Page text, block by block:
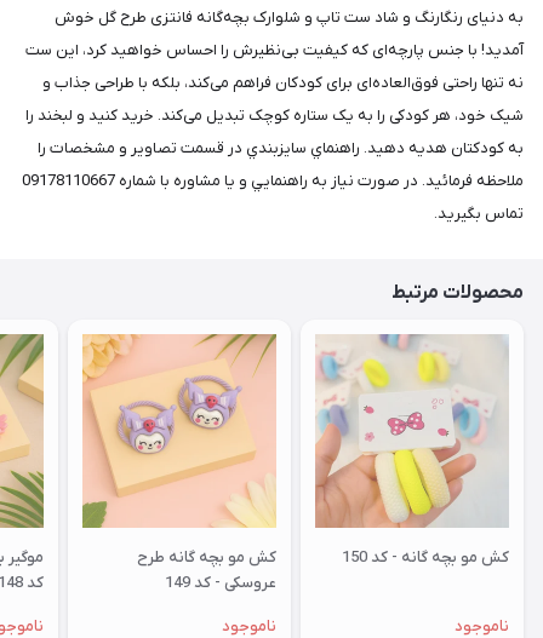
به دنیای رنگارنگ و شاد ست تاپ و شلوارک بچه‌گانه فانتزی طرح گل خوش
آمدید! با جنس پارچه‌ای که کیفیت بی‌نظیرش را احساس خواهید کرد، این ست
نه تنها راحتی فوق‌العاده‌ای برای کودکان فراهم می‌کند، بلکه با طراحی جذاب و
شیک خود، هر کودکی را به یک ستاره کوچک تبدیل می‌کند. خرید کنید و لبخند را
به کودکتان هدیه دهید. راهنماي سايزبندي در قسمت تصاوير و مشخصات را
ملاحظه فرمائيد. در صورت نياز به راهنمايي و يا مشاوره با شماره 09178110667
تماس بگيريد.
محصولات مرتبط
کش مو بچه گانه - کد 150
ناموجود
کش مو بچه گانه طرح
عروسکی - کد 149
ناموجود
کد 148